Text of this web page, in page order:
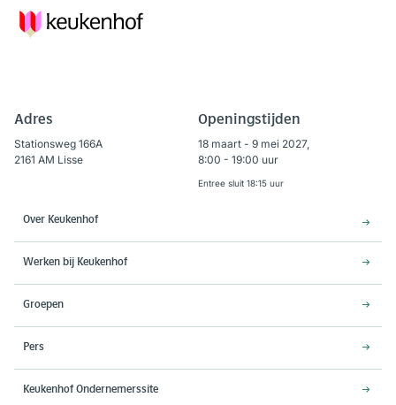
Adres
Stationsweg 166A
2161 AM Lisse
Openingstijden
18 maart - 9 mei 2027,
8:00 - 19:00 uur
Entree sluit 18:15 uur
Over Keukenhof
Werken bij Keukenhof
Groepen
Pers
Keukenhof Ondernemerssite